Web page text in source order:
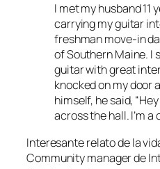
I met my husband 11
carrying my guitar
freshman move-in
of Southern Maine. I
guitar with great
knocked on my door
himself, he said,
across the hall. I’m a
Interesante relato de la
Community manager de